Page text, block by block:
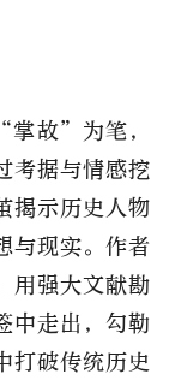
掌故”为笔，
考据与情感挖
揭示历史人物
与现实。作者
用强大文献勘
中走出，勾勒
打破传统历史